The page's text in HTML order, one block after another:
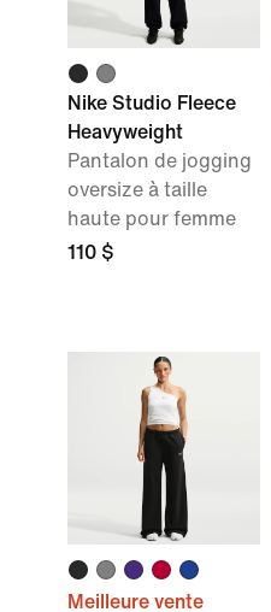
Nike Studio Fleece
Heavyweight
Pantalon de jogging
oversize à taille
haute pour femme
110 $
Meilleure vente